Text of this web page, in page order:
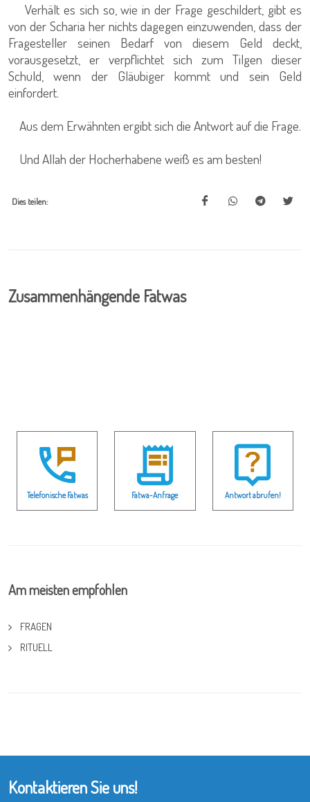
Verhält es sich so, wie in der Frage geschildert, gibt es
von der Scharia her nichts dagegen einzuwenden, dass der
Fragesteller seinen Bedarf von diesem Geld deckt,
vorausgesetzt, er verpflichtet sich zum Tilgen dieser
Schuld, wenn der Gläubiger kommt und sein Geld
einfordert.
Aus dem Erwähnten ergibt sich die Antwort auf die Frage.
Und Allah der Hocherhabene weiß es am besten!
Dies teilen:
Zusammenhängende Fatwas
Telefonische Fatwas Fatwa-Anfrage Antwort abrufen!
Am meisten empfohlen
FRAGEN
RITUELL
Kontaktieren Sie uns!